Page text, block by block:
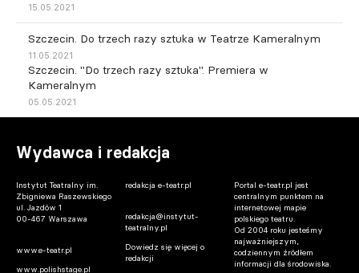
15.05.2021
Szczecin. Do trzech razy sztuka w Teatrze Kameralnym
11.05.2021
Szczecin. "Do trzech razy sztuka". Premiera w
Kameralnym
05.05.2021
Wydawca i redakcja
Instytut Teatralny im.
Zbigniewa Raszewskiego
ul. Jazdów 1
00-467 Warszawa
www.e-teatr.pl
www.polishstage.pl
redakcja e-teatr.pl
redakcja@instytut-
teatralny.pl
Dowiedz się więcej o
redakcji
Portal e-teatr.pl jest
centralnym punktem na
internetowej mapie
polskiego teatru.
Od 2004 roku jesteśmy
najważniejszym,
codziennym źródłem
informacji dla środowiska.